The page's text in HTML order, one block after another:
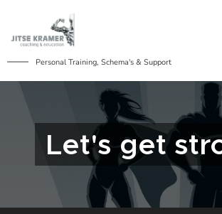
Personal Training, Schema's & Support
Let's get